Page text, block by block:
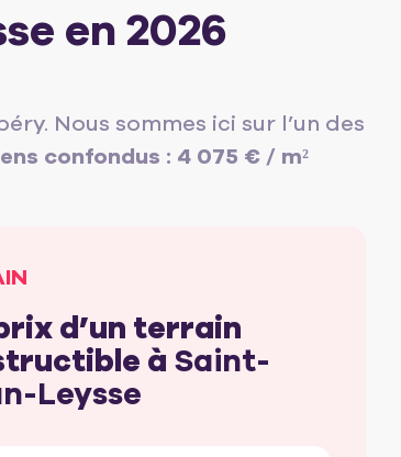
en 2026
Nous sommes ici sur l’un des
confondus : 4 075 € / m²
d’un terrain
à Saint-
Leysse